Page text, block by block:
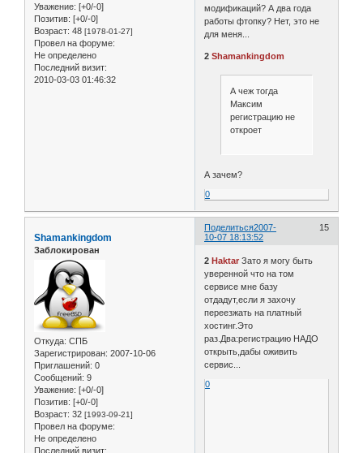
Уважение: [+0/-0]
Позитив: [+0/-0]
Возраст: 48 [1978-01-27]
Провел на форуме:
Не определено
Последний визит:
2010-03-03 01:46:32
модификаций? А два года
работы фтопку? Нет, это не
для меня...
2Shamankingdom
А чеж тогда
Максим
регистрацию не
откроет
А зачем?
0
Поделиться 15
2007-
10-07 18:13:52
Shamankingdom
Заблокирован
Откуда: СПБ
Зарегистрирован: 2007-10-06
Приглашений: 0
Сообщений: 9
Уважение: [+0/-0]
Позитив: [+0/-0]
Возраст: 32 [1993-09-21]
Провел на форуме:
Не определено
Последний визит:
2 Haktar Зато я могу быть
уверенной что на том
сервисе мне базу
отдадут,если я захочу
переезжать на платный
хостинг.Это
раз.Два:регистрацию НАДО
открыть,дабы оживить
сервис...
0